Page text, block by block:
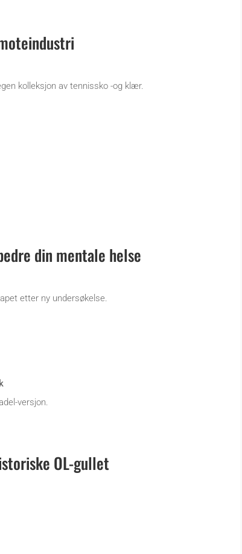
kolleksjon av tennissko -og klær.
din mentale helse
etter ny undersøkelse.
versjon.
OL-gullet